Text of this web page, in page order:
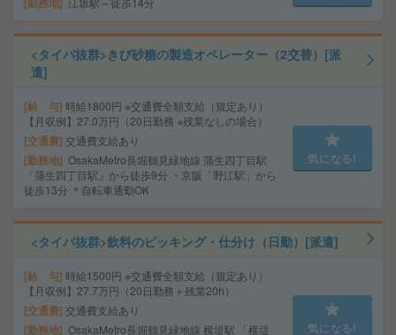
<タイパ抜群>きび砂糖の製造オペレーター（2交替）[派
遣]
給 与 時給1800円 ※交通費全額支給（規定あり）
【月収例】27.0万円（20日勤務 ※残業なしの場合）
交通費 交通費支給あり
勤務地 OsakaMetro長堀鶴見緑地線 蒲生四丁目駅
「蒲生四丁目駅」から徒歩9分 ・京阪「野江駅」から
徒歩13分 ＊自転車通勤OK
気になる!
<タイパ抜群>飲料のピッキング・仕分け（日勤）[派遣]
給 与 時給1500円 ※交通費全額支給（規定あり）
【月収例】27.7万円（20日勤務＋残業20h）
交通費 交通費支給あり
勤務地 OsakaMetro長堀鶴見緑地線 横堤駅 「横堤
気になる!